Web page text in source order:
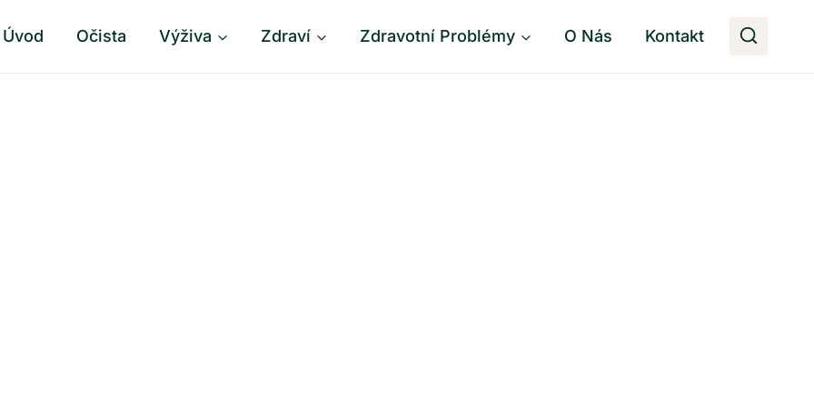
Úvod Očista Výživa Zdraví Zdravotní Problémy O Nás Kontakt